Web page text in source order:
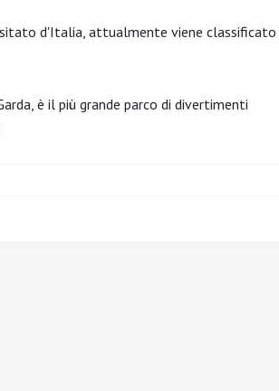
d'Italia, attualmente viene classificato
è il più grande parco di divertimenti